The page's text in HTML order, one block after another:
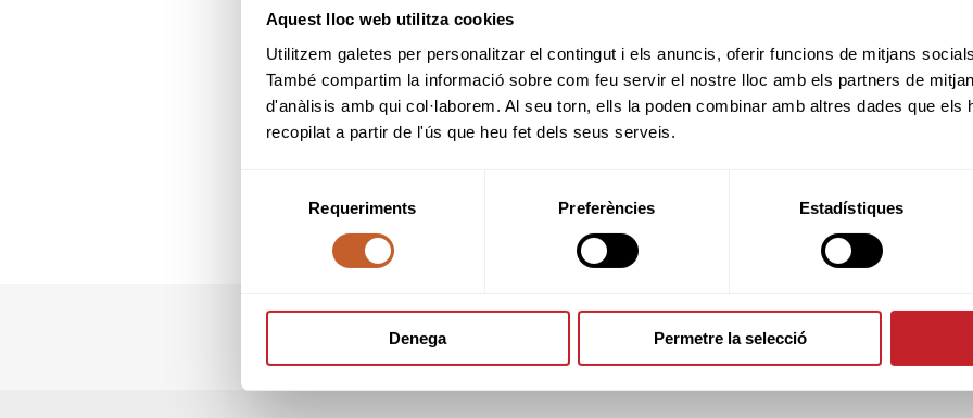
Aquest lloc web utilitza cookies
Utilitzem galetes per personalitzar el contingut i els anuncis, oferir funcions de mitjans
També compartim la informació sobre com feu servir el nostre lloc amb els partners de
d'anàlisis amb qui col·laborem. Al seu torn, ells la poden combinar amb altres dades que els
recopilat a partir de l'ús que heu fet dels seus serveis.
consentiment
Requeriments Preferències Estadístiques
Denega Permetre la selecció
PARELLES NO ADMESES
AMATEUR + AMATEUR
Prova per a jugadors Professionals amb llicència per la RFEG o
socis del club organitzador).
*Més informació al TERMES DE LA COMPETICIÓ.
LIVESCORING